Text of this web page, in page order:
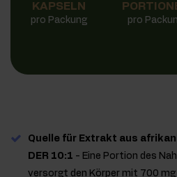
KAPSELN
pro Packung pro
Quelle für Extrakt aus
DER 10:1 - Eine Portion des
versorgt den Körper mit 700